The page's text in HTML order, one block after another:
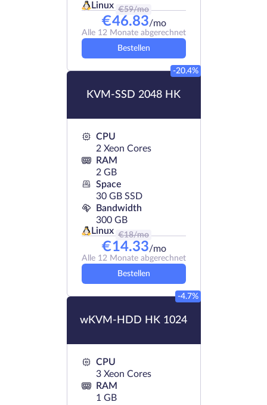
Linux €59/mo
€46.83/mo
Alle 12 Monate abgerechnet
Bestellen
KVM-SSD 2048 HK
-20.4%
CPU
2 Xeon Cores
RAM
2 GB
Space
30 GB SSD
Bandwidth
300 GB
Linux €18/mo
€14.33/mo
Alle 12 Monate abgerechnet
Bestellen
wKVM-HDD HK 1024
-4.7%
CPU
3 Xeon Cores
RAM
1 GB